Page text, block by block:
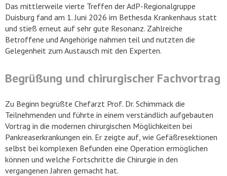
Das mittlerweile vierte Treffen der AdP-Regionalgruppe
Duisburg fand am 1. Juni 2026 im Bethesda Krankenhaus statt
und stieß erneut auf sehr gute Resonanz. Zahlreiche
Betroffene und Angehörige nahmen teil und nutzten die
Gelegenheit zum Austausch mit den Experten.
Begrüßung und chirurgischer Fachvortrag
Zu Beginn begrüßte Chefarzt Prof. Dr. Schimmack die
Teilnehmenden und führte in einem verständlich aufgebauten
Vortrag in die modernen chirurgischen Möglichkeiten bei
Pankreaserkrankungen ein. Er zeigte auf, wie Gefäßresektionen
selbst bei komplexen Befunden eine Operation ermöglichen
können und welche Fortschritte die Chirurgie in den
vergangenen Jahren gemacht hat.